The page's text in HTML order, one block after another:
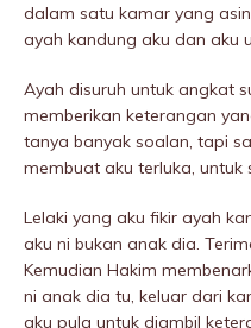
dalam satu kamar yang
ayah kandung aku dan aku
Ayah disuruh untuk angkat
memberikan keterangan
tanya banyak soalan, tapi
membuat aku terIuka, untuk
Lelaki yang aku fikir ayah
aku ni bukan anak dia.
Kemudian Hakim
ni anak dia tu, keluar dari
aku pula untuk diambil